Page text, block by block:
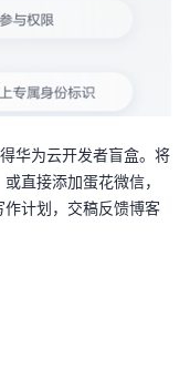
华为云开发者盲盒。将
直接添加蛋花微信，
计划，交稿反馈博客